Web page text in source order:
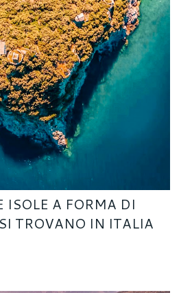
ISOLE A FORMA DI
TROVANO IN ITALIA